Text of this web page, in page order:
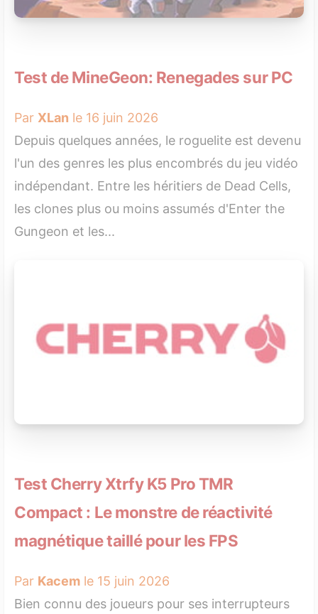
Test de MineGeon: Renegades sur PC
Par XLan le 16 juin 2026
Depuis quelques années, le roguelite est devenu
l'un des genres les plus encombrés du jeu vidéo
indépendant. Entre les héritiers de Dead Cells,
les clones plus ou moins assumés d'Enter the
Gungeon et les...
Test Cherry Xtrfy K5 Pro TMR
Compact : Le monstre de réactivité
magnétique taillé pour les FPS
Par Kacem le 15 juin 2026
Bien connu des joueurs pour ses interrupteurs